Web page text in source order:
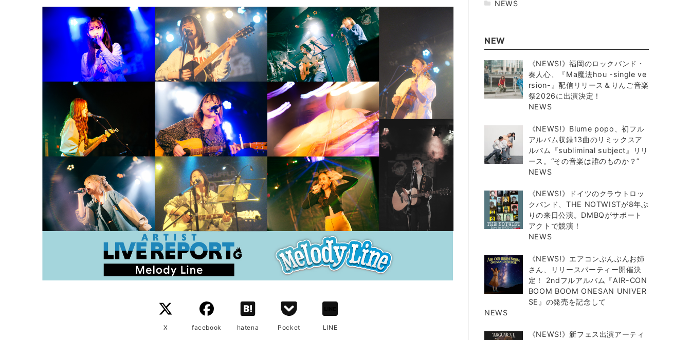
X facebook hatena Pocket LINE
NEWS
NEW
《NEWS!》福岡のロックバンド・
奏人心、『Ma魔法hou -single ve
rsion-』配信リリース＆りんご音楽
祭2026に出演決定！
NEWS
《NEWS!》Blume popo、初フル
アルバム収録13曲のリミックスア
ルバム『subliminal subject』リリ
ース。“その音楽は誰のものか？”
NEWS
《NEWS!》ドイツのクラウトロッ
クバンド、THE NOTWISTが8年ぶ
りの来日公演。DMBQがサポート
アクトで競演！
NEWS
《NEWS!》エアコンぶんぶんお姉
さん、リリースパーティー開催決
定！ 2ndフルアルバム『AIR-CON
BOOM BOOM ONESAN UNIVER
SE』の発売を記念して
NEWS
《NEWS!》新フェス出演アーティ